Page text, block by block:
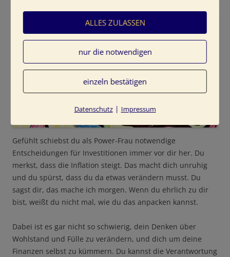
Gefühlt schiebst du als Power-Frau notwendige
Entscheidungen für Investitionen immer vor dir her. Du
merkst, dass die Inflation steigt. Das macht dich unruhig
und du spürst, dass du da etwas verändern musst. Du
sagst dir, das mache ich morgen. Wenn du ehrlich zu dir
bist, weißt du nicht mal, wie du das anpacken kannst.
Dabei ist es gar nicht so schwierig, dein Denken über
Wohlstand und Fülle zu verändern, und dich um deine
Finanzen selbst zu kümmern. Du kannst die Verantwortung
ALLES ZULASSEN
nur die notwendigen
einzeln bestätigen
Datenschutz| Impressum